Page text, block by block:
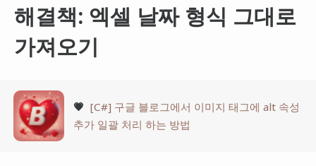
해결책: 엑셀 날짜 형식 그대로
가져오기
💗 [C#] 구글 블로그에서 이미지 태그에 alt 속성
추가 일괄 처리 하는 방법